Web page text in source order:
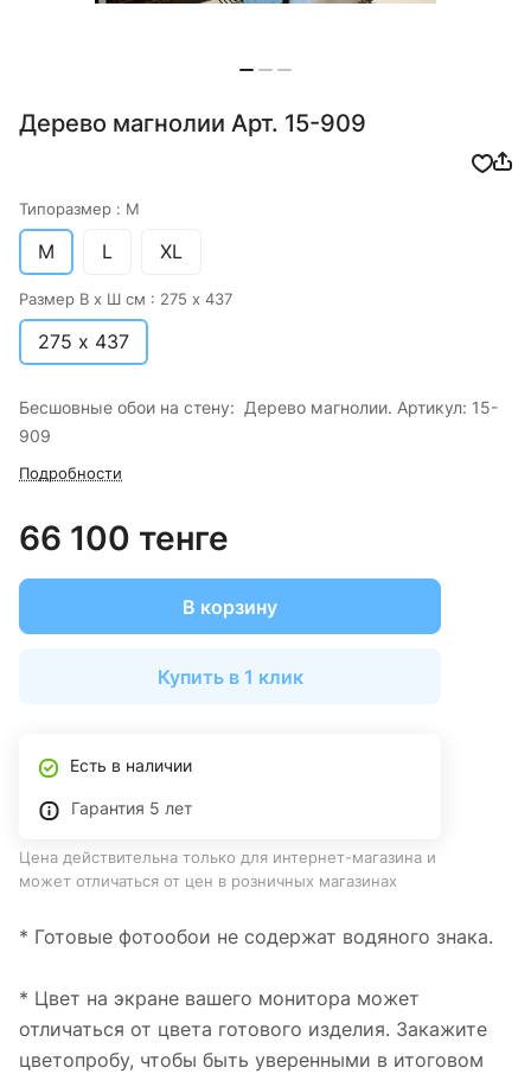
Дерево магнолии Арт. 15-909
Типоразмер : M
M L XL
Размер В х Ш см : 275 х 437
275 х 437
Бесшовные обои на стену: Дерево магнолии. Артикул: 15-
909
Подробности
66 100 тенге
В корзину
Купить в 1 клик
Есть в наличии
Гарантия 5 лет
Цена действительна только для интернет-магазина и
может отличаться от цен в розничных магазинах
* Готовые фотообои не содержат водяного знака.
* Цвет на экране вашего монитора может
отличаться от цвета готового изделия. Закажите
цветопробу, чтобы быть уверенными в итоговом